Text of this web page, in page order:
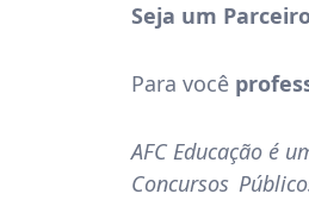
Seja um
Para você
AFC Educação é
Concursos